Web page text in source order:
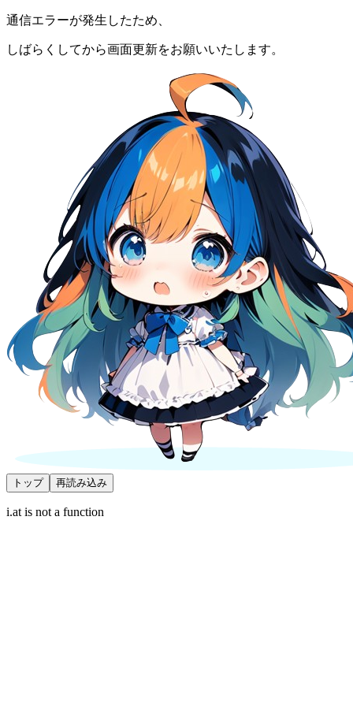
通信エラーが発生したため、
しばらくしてから画面更新をお願いいたします。
トップ 再読み込み
i.at is not a function